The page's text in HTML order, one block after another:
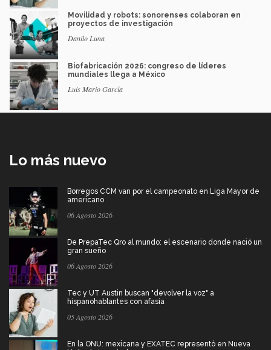
Movilidad y robots: sonorenses colaboran en
proyectos de investigación
Danilo Luna
Biofabricación 2026: congreso de líderes
mundiales llega a México
Luis Mario García
Lo más nuevo
Borregos CCM van por el campeonato en Liga Mayor de
americano
06 Agosto 2026
De PrepaTec Qro al mundo: el escenario donde nació un
gran sueño
06 Agosto 2026
Tec y UT Austin buscan "devolver la voz" a
hispanohablantes con afasia
05 Agosto 2026
En la ONU: mexicana y EXATEC representó en Nueva